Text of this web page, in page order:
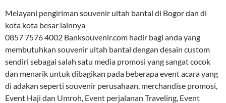
Melayani pengiriman souvenir ultah bantal di Bogor dan di
kota kota besar lainnya
0857 7576 4002 Banksouvenir.com hadir bagi anda yang
membutuhkan souvenir ultah bantal dengan desain custom
sendiri sebagai salah satu media promosi yang sangat cocok
dan menarik untuk dibagikan pada beberapa event acara yang
di adakan seperti souvenir perusahaan, merchandise promosi,
Event Haji dan Umroh, Event perjalanan Traveling, Event